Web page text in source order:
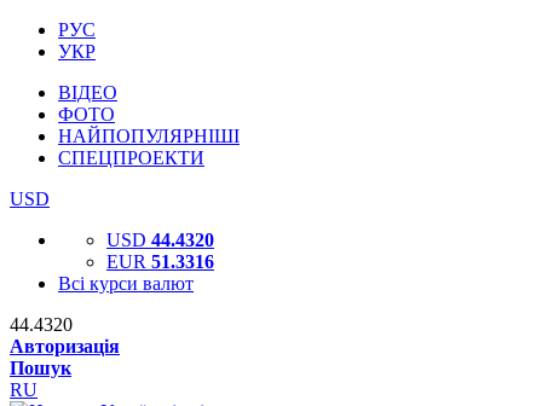
РУС
УКР
ВІДЕО
ФОТО
НАЙПОПУЛЯРНІШІ
СПЕЦПРОЕКТИ
USD
USD 44.4320
EUR 51.3316
Всі курси валют
44.4320
Авторизація
Пошук
RU